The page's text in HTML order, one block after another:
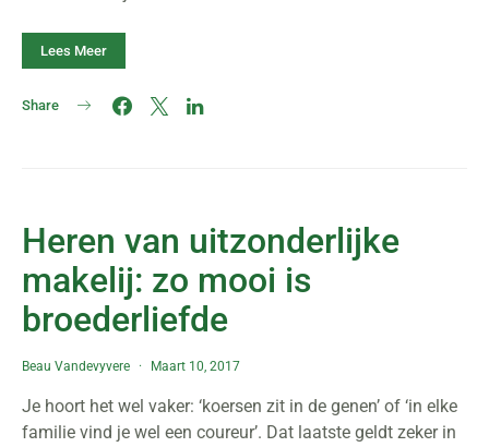
Lees Meer
Share
Heren van uitzonderlijke
makelij: zo mooi is
broederliefde
Beau Vandevyvere Maart 10, 2017
Je hoort het wel vaker: ‘koersen zit in de genen’ of ‘in elke
familie vind je wel een coureur’. Dat laatste geldt zeker in